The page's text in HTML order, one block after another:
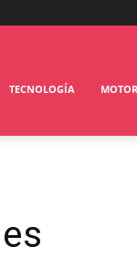
TECNOLOGÍA MOTOR